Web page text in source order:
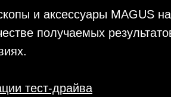
и аксессуары MAGUS
получаемых
тест-драйва